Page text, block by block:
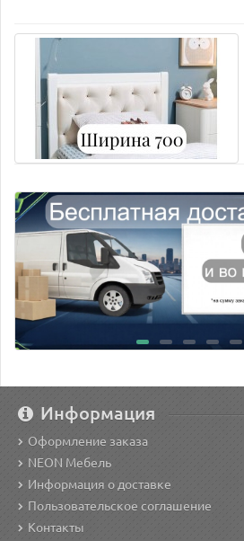
Информация
Оформление заказа
NEON Мебель
Информация о доставке
Пользовательское соглашение
Контакты